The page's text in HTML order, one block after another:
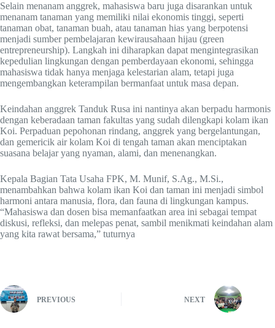
Selain menanam anggrek, mahasiswa baru juga disarankan untuk
menanam tanaman yang memiliki nilai ekonomis tinggi, seperti
tanaman obat, tanaman buah, atau tanaman hias yang berpotensi
menjadi sumber pembelajaran kewirausahaan hijau (green
entrepreneurship). Langkah ini diharapkan dapat mengintegrasikan
kepedulian lingkungan dengan pemberdayaan ekonomi, sehingga
mahasiswa tidak hanya menjaga kelestarian alam, tetapi juga
mengembangkan keterampilan bermanfaat untuk masa depan.
Keindahan anggrek Tanduk Rusa ini nantinya akan berpadu harmonis
dengan keberadaan taman fakultas yang sudah dilengkapi kolam ikan
Koi. Perpaduan pepohonan rindang, anggrek yang bergelantungan,
dan gemericik air kolam Koi di tengah taman akan menciptakan
suasana belajar yang nyaman, alami, dan menenangkan.
Kepala Bagian Tata Usaha FPK, M. Munif, S.Ag., M.Si.,
menambahkan bahwa kolam ikan Koi dan taman ini menjadi simbol
harmoni antara manusia, flora, dan fauna di lingkungan kampus.
“Mahasiswa dan dosen bisa memanfaatkan area ini sebagai tempat
diskusi, refleksi, dan melepas penat, sambil menikmati keindahan alam
yang kita rawat bersama,” tuturnya
PREVIOUS NEXT